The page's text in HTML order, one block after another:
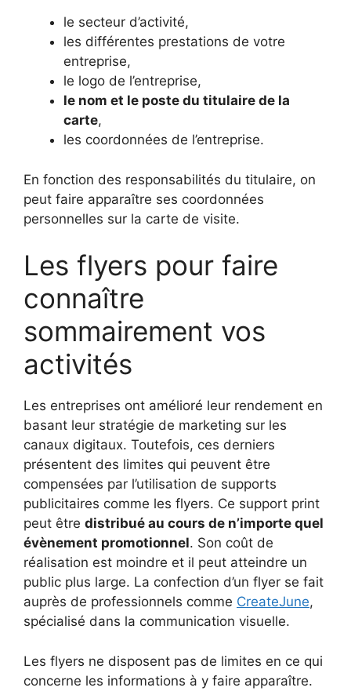
le secteur d’activité,
les différentes prestations de votre
entreprise,
le logo de l’entreprise,
le nom et le poste du titulaire de la
carte,
les coordonnées de l’entreprise.
En fonction des responsabilités du titulaire, on
peut faire apparaître ses coordonnées
personnelles sur la carte de visite.
Les flyers pour faire
connaître
sommairement vos
activités
Les entreprises ont amélioré leur rendement en
basant leur stratégie de marketing sur les
canaux digitaux. Toutefois, ces derniers
présentent des limites qui peuvent être
compensées par l’utilisation de supports
publicitaires comme les flyers. Ce support print
peut être distribué au cours de n’importe quel
évènement promotionnel. Son coût de
réalisation est moindre et il peut atteindre un
public plus large. La confection d’un flyer se fait
auprès de professionnels comme CreateJune,
spécialisé dans la communication visuelle.
Les flyers ne disposent pas de limites en ce qui
concerne les informations à y faire apparaître.